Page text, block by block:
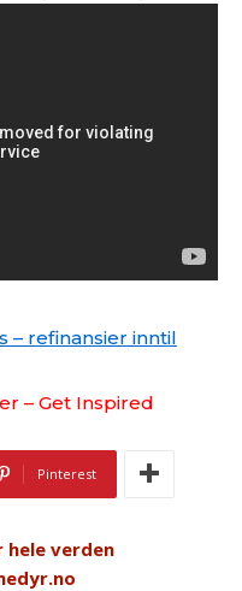
– refinansier inntil
– Get Inspired
Pinterest
hele verden